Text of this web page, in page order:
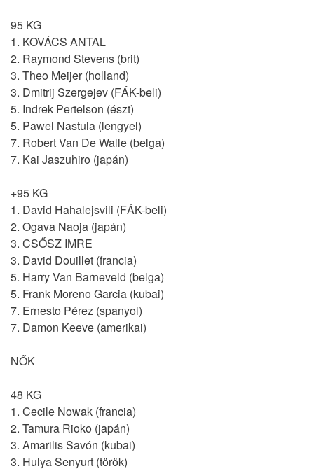
95 KG
1. KOVÁCS ANTAL
2. Raymond Stevens (brit)
3. Theo Meijer (holland)
3. Dmitrij Szergejev (FÁK-beli)
5. Indrek Pertelson (észt)
5. Pawel Nastula (lengyel)
7. Robert Van De Walle (belga)
7. Kai Jaszuhiro (japán)
+95 KG
1. David Hahalejsvili (FÁK-beli)
2. Ogava Naoja (japán)
3. CSŐSZ IMRE
3. David Douillet (francia)
5. Harry Van Barneveld (belga)
5. Frank Moreno Garcia (kubai)
7. Ernesto Pérez (spanyol)
7. Damon Keeve (amerikai)
NŐK
48 KG
1. Cecile Nowak (francia)
2. Tamura Rioko (japán)
3. Amarilis Savón (kubai)
3. Hulya Senyurt (török)